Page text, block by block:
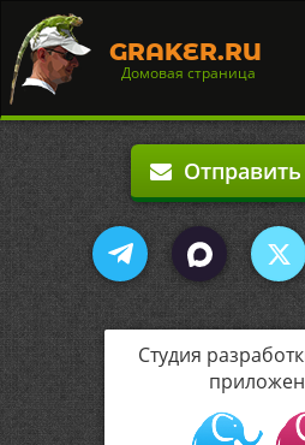
GRAKER.RU
Домовая страница
Отправить
Студия